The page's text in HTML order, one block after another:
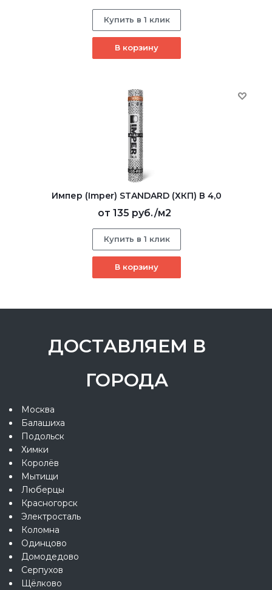
Купить в 1 клик
В корзину
Импер (Imper) STANDARD (ХКП) В 4,0
от 135 руб./м2
Купить в 1 клик
В корзину
ДОСТАВЛЯЕМ В
ГОРОДА
Москва
Балашиха
Подольск
Химки
Королёв
Мытищи
Люберцы
Красногорск
Электросталь
Коломна
Одинцово
Домодедово
Серпухов
Щёлково